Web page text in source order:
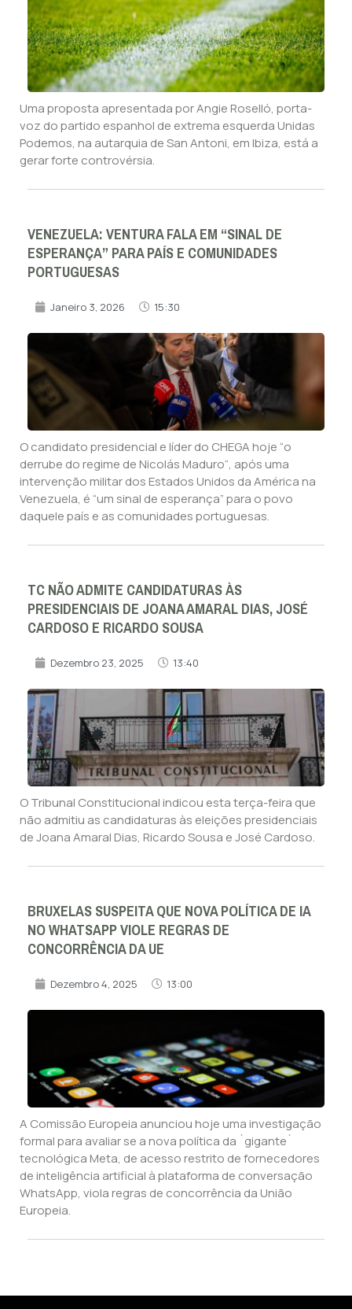
Uma proposta apresentada por Angie Roselló, porta-
voz do partido espanhol de extrema esquerda Unidas
Podemos, na autarquia de San Antoni, em Ibiza, está a
gerar forte controvérsia.
VENEZUELA: VENTURA FALA EM “SINAL DE
ESPERANÇA” PARA PAÍS E COMUNIDADES
PORTUGUESAS
Janeiro 3, 2026 15:30
O candidato presidencial e líder do CHEGA hoje “o
derrube do regime de Nicolás Maduro“, após uma
intervenção militar dos Estados Unidos da América na
Venezuela, é “um sinal de esperança” para o povo
daquele país e as comunidades portuguesas.
TC NÃO ADMITE CANDIDATURAS ÀS
PRESIDENCIAIS DE JOANA AMARAL DIAS, JOSÉ
CARDOSO E RICARDO SOUSA
Dezembro 23, 2025 13:40
O Tribunal Constitucional indicou esta terça-feira que
não admitiu as candidaturas às eleições presidenciais
de Joana Amaral Dias, Ricardo Sousa e José Cardoso.
BRUXELAS SUSPEITA QUE NOVA POLÍTICA DE IA
NO WHATSAPP VIOLE REGRAS DE
CONCORRÊNCIA DA UE
Dezembro 4, 2025 13:00
A Comissão Europeia anunciou hoje uma investigação
formal para avaliar se a nova política da `gigante`
tecnológica Meta, de acesso restrito de fornecedores
de inteligência artificial à plataforma de conversação
WhatsApp, viola regras de concorrência da União
Europeia.